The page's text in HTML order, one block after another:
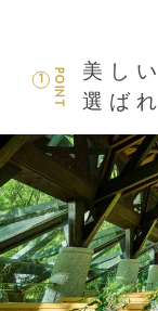
POINT
1
美し
選ば